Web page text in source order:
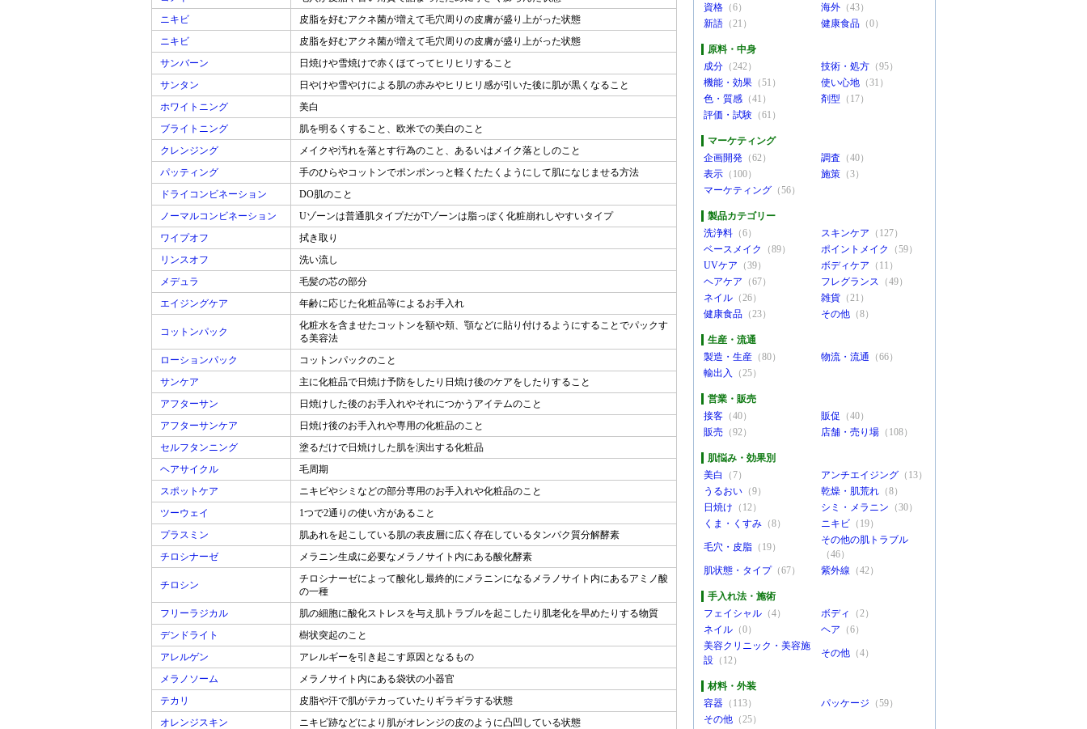
ニキビ
皮脂を好むアクネ菌が増えて毛穴周りの皮膚が盛り上がった状態
ニキビ
皮脂を好むアクネ菌が増えて毛穴周りの皮膚が盛り上がった状態
サンバーン
日焼けや雪焼けで赤くほてってヒリヒリすること
サンタン
日やけや雪やけによる肌の赤みやヒリヒリ感が引いた後に肌が黒くなること
ホワイトニング
美白
ブライトニング
肌を明るくすること、欧米での美白のこと
クレンジング
メイクや汚れを落とす行為のこと、あるいはメイク落としのこと
パッティング
手のひらやコットンでポンポンっと軽くたたくようにして肌になじませる方法
ドライコンビネーション
DO肌のこと
ノーマルコンビネーション
Uゾーンは普通肌タイプだがTゾーンは脂っぽく化粧崩れしやすいタイプ
ワイプオフ
拭き取り
リンスオフ
洗い流し
メデュラ
毛髪の芯の部分
エイジングケア
年齢に応じた化粧品等によるお手入れ
コットンパック
化粧水を含ませたコットンを額や頬、顎などに貼り付けるようにすることでパックす
る美容法
ローションパック
コットンパックのこと
サンケア
主に化粧品で日焼け予防をしたり日焼け後のケアをしたりすること
アフターサン
日焼けした後のお手入れやそれにつかうアイテムのこと
アフターサンケア
日焼け後のお手入れや専用の化粧品のこと
セルフタンニング
塗るだけで日焼けした肌を演出する化粧品
ヘアサイクル
毛周期
スポットケア
ニキビやシミなどの部分専用のお手入れや化粧品のこと
ツーウェイ
1つで2通りの使い方があること
プラスミン
肌あれを起こしている肌の表皮層に広く存在しているタンパク質分解酵素
チロシナーゼ
メラニン生成に必要なメラノサイト内にある酸化酵素
チロシン
チロシナーゼによって酸化し最終的にメラニンになるメラノサイト内にあるアミノ酸
の一種
フリーラジカル
肌の細胞に酸化ストレスを与え肌トラブルを起こしたり肌老化を早めたりする物質
デンドライト
樹状突起のこと
アレルゲン
アレルギーを引き起こす原因となるもの
メラノソーム
メラノサイト内にある袋状の小器官
テカリ
皮脂や汗で肌がテカっていたりギラギラする状態
オレンジスキン
ニキビ跡などにより肌がオレンジの皮のように凸凹している状態
資格 （6） 海外 （43）
新語 （21） 健康食品 （0）
原料・中身
成分 （242） 技術・処方 （95）
機能・効果 （51） 使い心地 （31）
色・質感 （41） 剤型 （17）
評価・試験 （61）
マーケティング
企画開発 （62） 調査 （40）
表示 （100） 施策 （3）
マーケティング （56）
製品カテゴリー
洗浄料 （6） スキンケア （127）
ベースメイク
（89） ポイントメイク
（59）
UVケア （39） ボディケア （11）
ヘアケア （67） フレグランス （49）
ネイル （26） 雑貨 （21）
健康食品 （23） その他 （8）
生産・流通
製造・生産 （80） 物流・流通 （66）
輸出入
（25）
営業・販売
接客 （40） 販促 （40）
販売 （92） 店舗・売り場 （108）
肌悩み・効果別
美白
（7） アンチエイジング （13）
うるおい （9） 乾燥・肌荒れ （8）
日焼け （12） シミ・メラニン （30）
くま・くすみ （8） ニキビ （19）
毛穴・皮脂 （19）
その他の肌トラブル
（46）
肌状態・タイプ（67） 紫外線 （42）
手入れ法・施術
フェイシャル （4） ボディ
（2）
ネイル （0） ヘア （6）
美容クリニック・美容施
設 （12）
その他 （4）
材料・外装
容器 （113） パッケージ （59）
その他 （25）